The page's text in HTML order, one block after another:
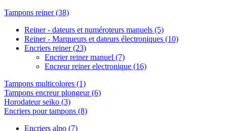
Tampons reiner (38)
Reiner - dateurs et numéroteurs manuels (5)
Reiner - Marqueurs et dateurs électroniques (10)
Encriers reiner (23)
Encrier reiner manuel (7)
Encreur reiner electronique (16)
Tampons multicolores (1)
Tampons encreur plongeur (6)
Horodateur seiko (3)
Encriers pour tampons (8)
Encriers alpo (7)